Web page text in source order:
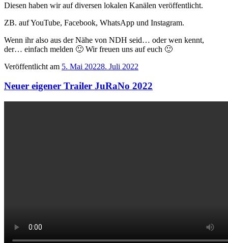
Diesen haben wir auf diversen lokalen Kanälen veröffentlicht.
ZB. auf YouTube, Facebook, WhatsApp und Instagram.
Wenn ihr also aus der Nähe von NDH seid… oder wen kennt,
der… einfach melden 🙂 Wir freuen uns auf euch 🙂
Veröffentlicht am 5. Mai 20228. Juli 2022
Neuer eigener Trailer JuRaNo 2022